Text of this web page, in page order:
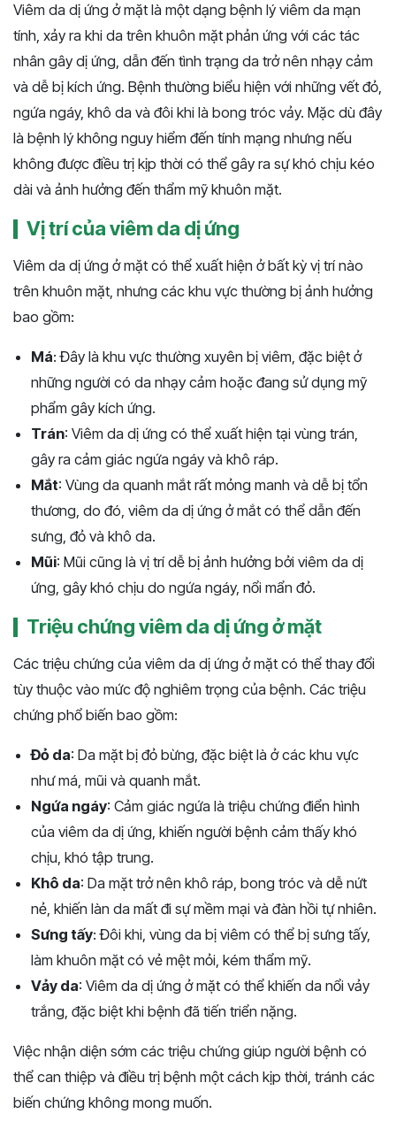
Viêm da dị ứng ở mặt là một dạng bệnh lý viêm da mạn
tính, xảy ra khi da trên khuôn mặt phản ứng với các tác
nhân gây dị ứng, dẫn đến tình trạng da trở nên nhạy cảm
và dễ bị kích ứng. Bệnh thường biểu hiện với những vết đỏ,
ngứa ngáy, khô da và đôi khi là bong tróc vảy. Mặc dù đây
là bệnh lý không nguy hiểm đến tính mạng nhưng nếu
không được điều trị kịp thời có thể gây ra sự khó chịu kéo
dài và ảnh hưởng đến thẩm mỹ khuôn mặt.
Vị trí của viêm da dị ứng
Viêm da dị ứng ở mặt có thể xuất hiện ở bất kỳ vị trí nào
trên khuôn mặt, nhưng các khu vực thường bị ảnh hưởng
bao gồm:
Má: Đây là khu vực thường xuyên bị viêm, đặc biệt ở
những người có da nhạy cảm hoặc đang sử dụng mỹ
phẩm gây kích ứng.
Trán: Viêm da dị ứng có thể xuất hiện tại vùng trán,
gây ra cảm giác ngứa ngáy và khô ráp.
Mắt: Vùng da quanh mắt rất mỏng manh và dễ bị tổn
thương, do đó, viêm da dị ứng ở mắt có thể dẫn đến
sưng, đỏ và khô da.
Mũi: Mũi cũng là vị trí dễ bị ảnh hưởng bởi viêm da dị
ứng, gây khó chịu do ngứa ngáy, nổi mẩn đỏ.
Triệu chứng viêm da dị ứng ở mặt
Các triệu chứng của viêm da dị ứng ở mặt có thể thay đổi
tùy thuộc vào mức độ nghiêm trọng của bệnh. Các triệu
chứng phổ biến bao gồm:
Đỏ da: Da mặt bị đỏ bừng, đặc biệt là ở các khu vực
như má, mũi và quanh mắt.
Ngứa ngáy: Cảm giác ngứa là triệu chứng điển hình
của viêm da dị ứng, khiến người bệnh cảm thấy khó
chịu, khó tập trung.
Khô da: Da mặt trở nên khô ráp, bong tróc và dễ nứt
nẻ, khiến làn da mất đi sự mềm mại và đàn hồi tự nhiên.
Sưng tấy: Đôi khi, vùng da bị viêm có thể bị sưng tấy,
làm khuôn mặt có vẻ mệt mỏi, kém thẩm mỹ.
Vảy da: Viêm da dị ứng ở mặt có thể khiến da nổi vảy
trắng, đặc biệt khi bệnh đã tiến triển nặng.
Việc nhận diện sớm các triệu chứng giúp người bệnh có
thể can thiệp và điều trị bệnh một cách kịp thời, tránh các
biến chứng không mong muốn.